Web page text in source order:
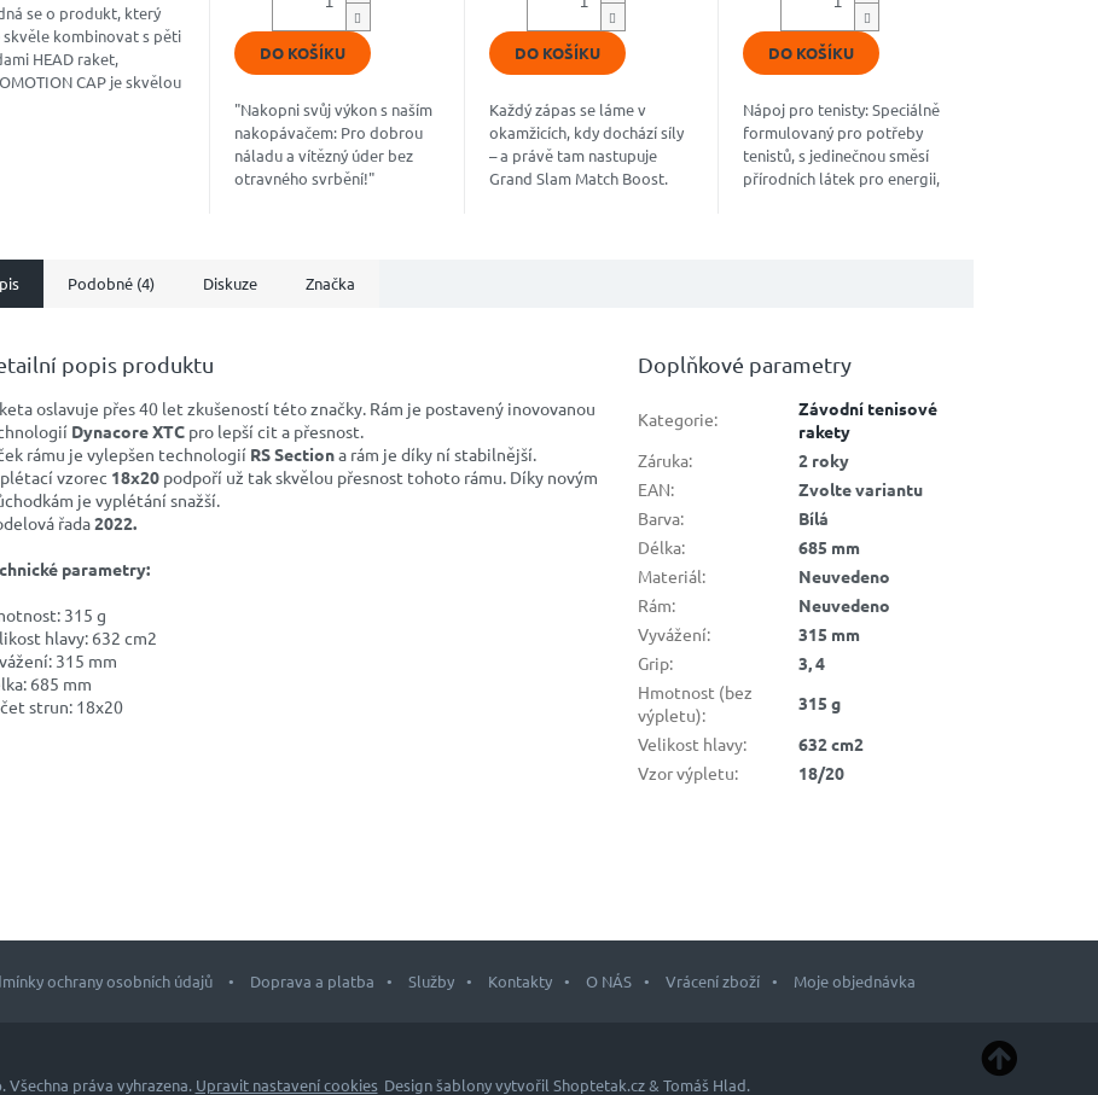
se o produkt, který
skvěle kombinovat s pěti
HEAD raket,
CAP je skvělou
5
hvězdiček.
DO KOŠÍKU
"Nakopni svůj výkon s naším
nakopávačem: Pro dobrou
náladu a vítězný úder bez
otravného svrbění!"
5
hvězdiček.
DO KOŠÍKU
Každý zápas se láme v
okamžicích, kdy dochází síly
– a právě tam nastupuje
Grand Slam Match Boost.
5
hvězdiček.
DO KOŠÍKU
Nápoj pro tenisty: Speciálně
formulovaný pro potřeby
tenistů, s jedinečnou směsí
přírodních látek pro energii,
Podobné (4) Diskuze Značka
popis produktu
oslavuje přes 40 let zkušeností této značky. Rám je postavený inovovanou
Dynacore XTC pro lepší cit a přesnost.
rámu je vylepšen technologií RS Sectiona rám je díky ní stabilnější.
vzorec 18x20 podpoří už tak skvělou přesnost tohoto rámu. Díky novým
je vyplétání snažší.
řada2022.
parametry:
315 g
hlavy: 632 cm2
315 mm
685 mm
strun: 18x20
Doplňkové parametry
Kategorie:
Závodní tenisové
rakety
Záruka:
2 roky
EAN:
Zvolte variantu
Barva:
Bílá
Délka:
685 mm
Materiál:
Neuvedeno
Rám:
Neuvedeno
Vyvážení:
315 mm
Grip:
3, 4
Hmotnost (bez
výpletu):
315 g
Velikost hlavy:
632 cm2
Vzor výpletu: 18/20
ochrany osobních údajů Doprava a platba Služby Kontakty O NÁS Vrácení zboží Moje objednávka
. Všechna práva vyhrazena. Upravit nastavení cookies Design šablony vytvořil Shoptetak.cz& Tomáš Hlad.